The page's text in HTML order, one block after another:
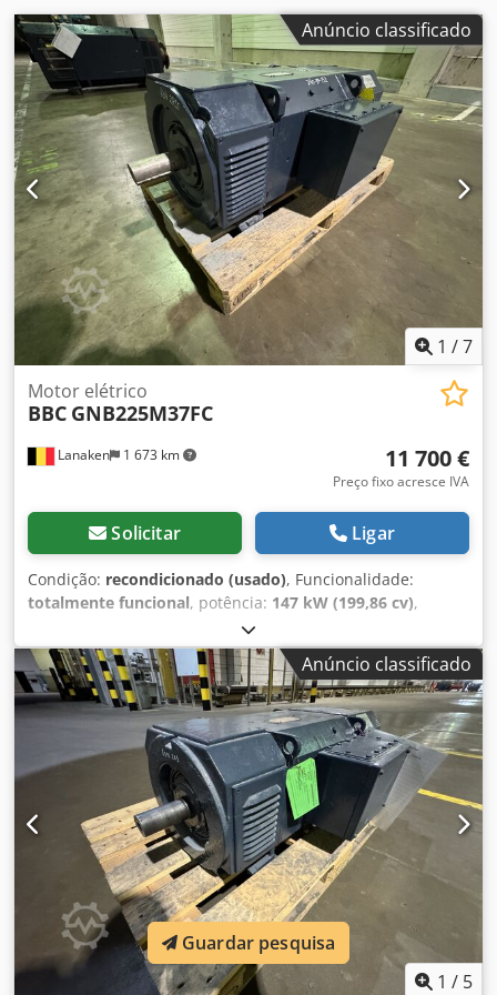
Anúncio classificado
1 /7
Lanaken 1 673 km
Motor elétrico
BBC GNB225M37FC
11 700 €
Preço fixo acresce IVA
Solicitar Ligar
Condição: recondicionado (usado), Funcionalidade:
totalmente funcional, potência: 147 kW (199,86 cv),
velocidade de rotação (min.):1 900 rpm
rotação (máx.):2 100 rpm, tensão de entrada:550 V,
corrente de entrada:287 A , tipo de corrente de entrada:
CC, tipo de proteção (código IP):IP23, Motor DC BBC Tipo:
GNB225M37FC Construção: IM1001-B3 Norma: IC 17 Classe
de operação: S1 Tensão de entrada: 550 V Corrente de
entrada: 287 A Tensão de excitação: 220 V Corrente de
excitação: 4,9 / 3,9 A Potência nominal: 147 KW
Dwjdpjxhdrqofx Al Tea RPM: 1900 / 2100
Anúncio classificado
1 / 5
Guardar pesquisa